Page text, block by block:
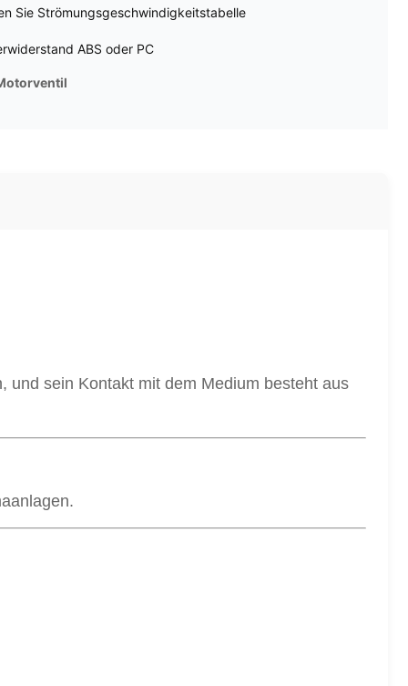
Sie Strömungsgeschwindigkeitstabelle
ABS oder PC
und sein Kontakt mit dem Medium besteht aus